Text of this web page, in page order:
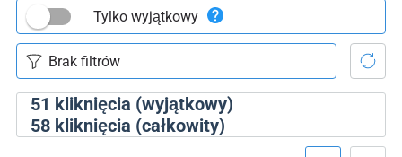
51 kliknięcia (wyjątkowy)
58kliknięcia (całkowity)
Tylko wyjątkowy